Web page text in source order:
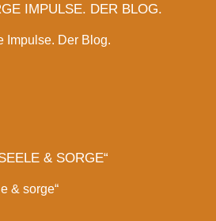
IMPULSE. DER BLOG.
& SORGE“